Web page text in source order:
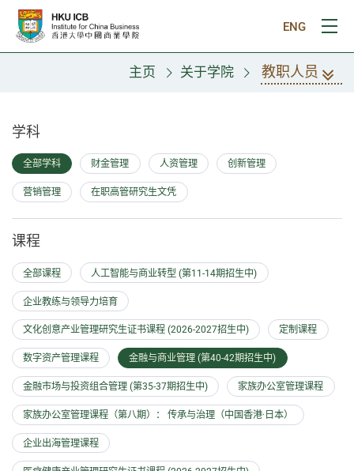
跳往主要内容
ENG
打
主页 关于学院 教职人员
教职人员
学科
全部学科 财金管理 人资管理 创新管理
营销管理 在职高管研究生文凭
课程
全部课程 人工智能与商业转型 (第11-14期招生中)
企业教练与领导力培育
文化创意产业管理研究生证书课程 (2026-2027招生中) 定制课程
数字资产管理课程 金融与商业管理 (第40-42期招生中)
金融市场与投资组合管理 (第35-37期招生中) 家族办公室管理课程
家族办公室管理课程（第八期）： 传承与治理（中国香港·日本）
企业出海管理课程